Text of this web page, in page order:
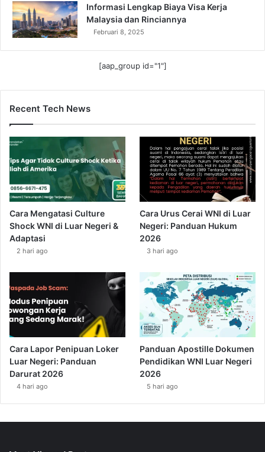
Informasi Lengkap Biaya Visa Kerja
Malaysia dan Rinciannya
Februari 8, 2025
[aap_group id="1"]
Recent Tech News
Cara Mengatasi Culture
Shock WNI di Luar Negeri &
Adaptasi
2 hari ago
Cara Urus Cerai WNI di Luar
Negeri: Panduan Hukum
2026
3 hari ago
Cara Lapor Penipuan Loker
Luar Negeri: Panduan
Darurat 2026
4 hari ago
Panduan Apostille Dokumen
Pendidikan WNI Luar Negeri
2026
5 hari ago